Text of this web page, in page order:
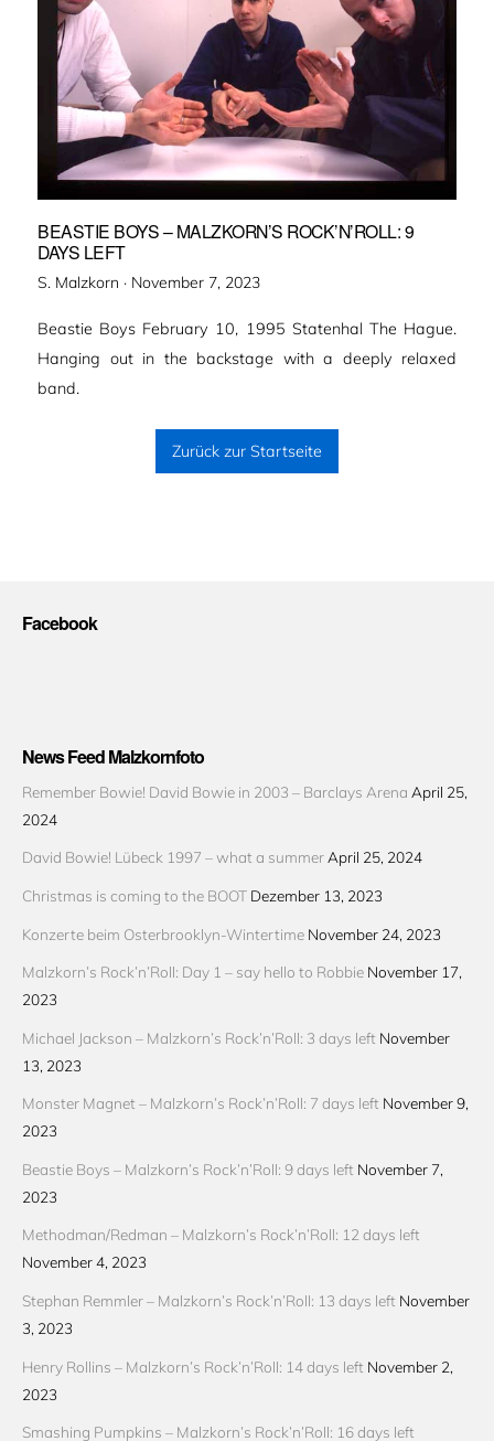
BEASTIE BOYS – MALZKORN’S ROCK’N’ROLL: 9
DAYS LEFT
S. Malzkorn · Veröffentlicht
November 7, 2023
Beastie Boys February 10, 1995 Statenhal The Hague.
Hanging out in the backstage with a deeply relaxed
band.
Zurück zur Startseite
Facebook
News Feed Malzkornfoto
Remember Bowie! David Bowie in 2003 – Barclays Arena April 25,
2024
David Bowie! Lübeck 1997 – what a summer April 25, 2024
Christmas is coming to the BOOT Dezember 13, 2023
Konzerte beim Osterbrooklyn-Wintertime November 24, 2023
Malzkorn’s Rock’n’Roll: Day 1 – say hello to Robbie November 17,
2023
Michael Jackson – Malzkorn’s Rock’n’Roll: 3 days left November
13, 2023
Monster Magnet – Malzkorn’s Rock’n’Roll: 7 days left November 9,
2023
Beastie Boys – Malzkorn’s Rock’n’Roll: 9 days left November 7,
2023
Methodman/Redman – Malzkorn’s Rock’n’Roll: 12 days left
November 4, 2023
Stephan Remmler – Malzkorn’s Rock’n’Roll: 13 days left November
3, 2023
Henry Rollins – Malzkorn’s Rock’n’Roll: 14 days left November 2,
2023
Smashing Pumpkins – Malzkorn’s Rock’n’Roll: 16 days left